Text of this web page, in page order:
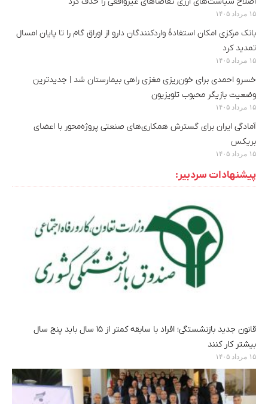
۱۵ مرداد ۱۴۰۵
بانک مرکزی امکان استفادۀ واردکنندگان دارو از اوراق گام را تا پایان امسال
تمدید کرد
۱۵ مرداد ۱۴۰۵
خسرو احمدی برای خون‌ریزی مغزی راهی بیمارستان شد | جدیدترین
وضعیت بازیگر محبوب تلویزیون
۱۵ مرداد ۱۴۰۵
آمادگی ایران برای گسترش همکاری‌های صنعتی پروژه‌محور با اعضای
بریکس
۱۵ مرداد ۱۴۰۵
پیشنهادات سردبیر:
قانون جدید بازنشستگی؛ افراد با سابقه کمتر از ۱۵ سال باید پنج سال
بیشتر کار کنند
۱۵ مرداد ۱۴۰۵